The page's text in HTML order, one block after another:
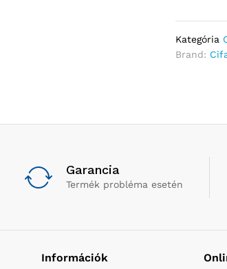
Kategória
Brand:
Garancia
Termék probléma esetén
Információk